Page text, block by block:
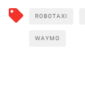
ROBOTAXI
WAYMO